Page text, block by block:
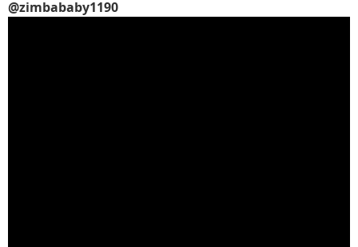
@zimbababy1190